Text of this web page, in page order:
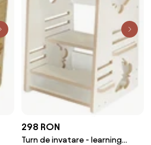
298 RON
Turn de invatare - learning